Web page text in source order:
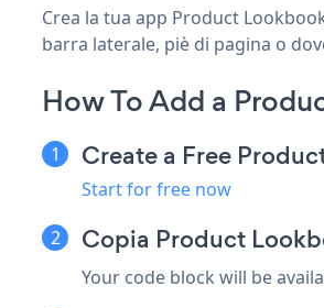
Crea la tua app Product
barra laterale, piè di pagina o
How To Add a
Create a Free
Start for free now
Copia Product
Your code block will be